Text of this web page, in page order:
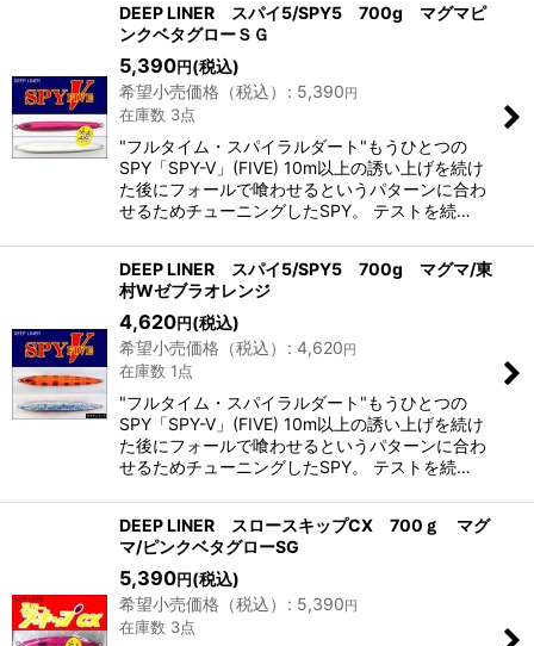
DEEP LINER スパイ5/SPY5 700g マグマピ
ンクベタグローＳＧ
5,390円(税込)
希望小売価格（税込）
: 5,390円
在庫数 3点
"フルタイム・スパイラルダート"もうひとつの
SPY「SPY-V」(FIVE) 10m以上の誘い上げを続け
た後にフォールで喰わせるというパターンに合わ
せるためチューニングしたSPY。 テストを続…
DEEP LINER スパイ5/SPY5 700g マグマ/東
村Wゼブラオレンジ
4,620円(税込)
希望小売価格（税込）
: 4,620円
在庫数 1点
"フルタイム・スパイラルダート"もうひとつの
SPY「SPY-V」(FIVE) 10m以上の誘い上げを続け
た後にフォールで喰わせるというパターンに合わ
せるためチューニングしたSPY。 テストを続…
DEEP LINER スロースキップCX 700ｇ マグ
マ/ピンクベタグローSG
5,390円(税込)
希望小売価格（税込）
: 5,390円
在庫数 3点